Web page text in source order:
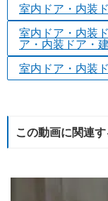
室内ドア・内装
室内ドア・内装
ア・内装ドア・
室内ドア・内装
この動画に関連